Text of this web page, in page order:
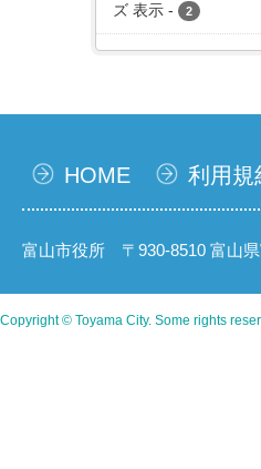
ズ 表示 - 2
HOME 利用規
富山市役所 〒930-8510 富山
Copyright © Toyama City. Some rights